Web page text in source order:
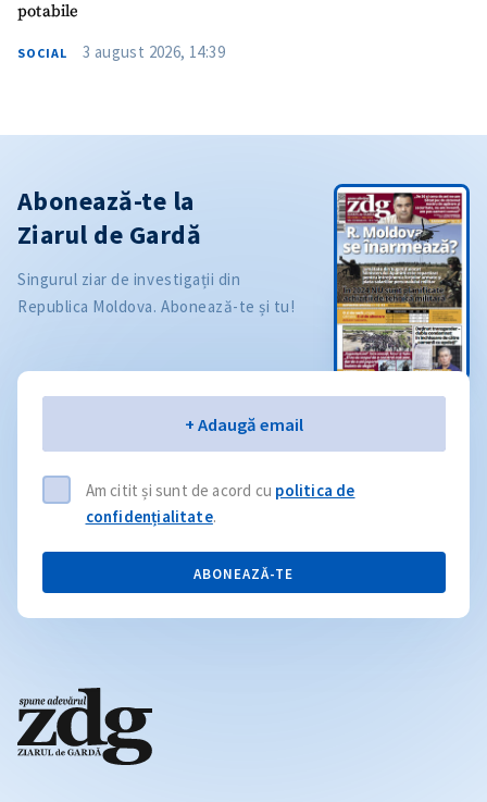
potabile
SOCIAL 3 august 2026, 14:39
Abonează-te la
Ziarul de Gardă
Singurul ziar de investigații din
Republica Moldova. Abonează-te și tu!
+ Adaugă email
Am citit și sunt de acord cu politica de
confidențialitate.
ABONEAZĂ-TE